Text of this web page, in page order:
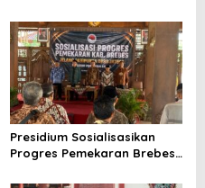
Telan Korban, Innova
Hantam Pohon di
Bantarkawung
Presidium Sosialisasikan
Progres Pemekaran Brebes
Pansus DPRD Jateng Jadi